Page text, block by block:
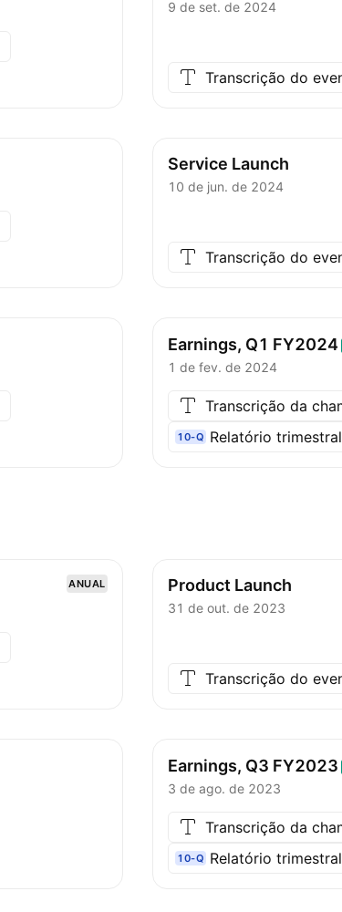
9 de set. de 2024
Transcrição do
Service Launch
10 de jun. de 2024
Transcrição do
Earnings, Q1 FY2024
1 de fev. de 2024
Transcrição da
10-Q Relatório trimestral
ANUAL Product Launch
31 de out. de 2023
Transcrição do
Earnings, Q3 FY2023
3 de ago. de 2023
Transcrição da
10-Q Relatório trimestral